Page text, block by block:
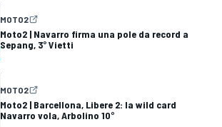
MOTO2
Moto2 | Navarro firma una pole da record a
Sepang, 3° Vietti
MOTO2
Moto2 | Barcellona, Libere 2: la wild card
Navarro vola, Arbolino 10°